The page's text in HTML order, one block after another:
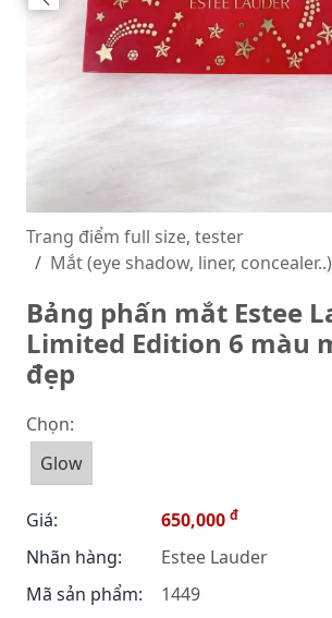
Trang điểm full size, tester
Mắt (eye shadow, liner, concealer..)
Bảng phấn mắt Estee
Limited Edition 6 màu
đẹp
Chọn:
Glow
Giá: 650,000 đ
Nhãn hàng:
Estee Lauder
Mã sản phẩm:
1449